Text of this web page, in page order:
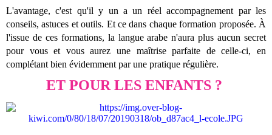
L'avantage, c'est qu'il y un a un réel accompagnement par les
conseils, astuces et outils. Et ce dans chaque formation proposée. À
l'issue de ces formations, la langue arabe n'aura plus aucun secret
pour vous et vous aurez une maîtrise parfaite de celle-ci, en
complétant bien évidemment par une pratique régulière.
ET POUR LES ENFANTS ?